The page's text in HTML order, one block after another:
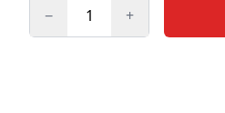
− +